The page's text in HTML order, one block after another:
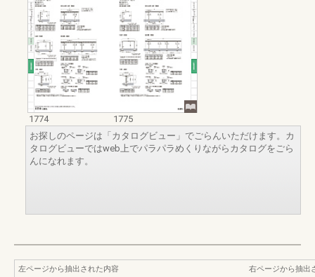
1774
1775
お探しのページは「カタログビュー」でごらんいただけます。カ
タログビューではweb上でパラパラめくりながらカタログをごら
んになれます。
左ページから抽出された内容
右ページから抽出